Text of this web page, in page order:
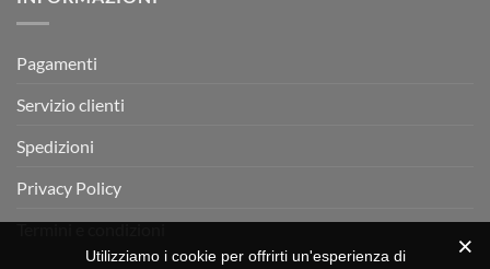
Pagamenti
Servizio clienti
Spedizioni
Privacy Policy
Termini e condizioni
Utilizziamo i cookie per offrirti un'esperienza di